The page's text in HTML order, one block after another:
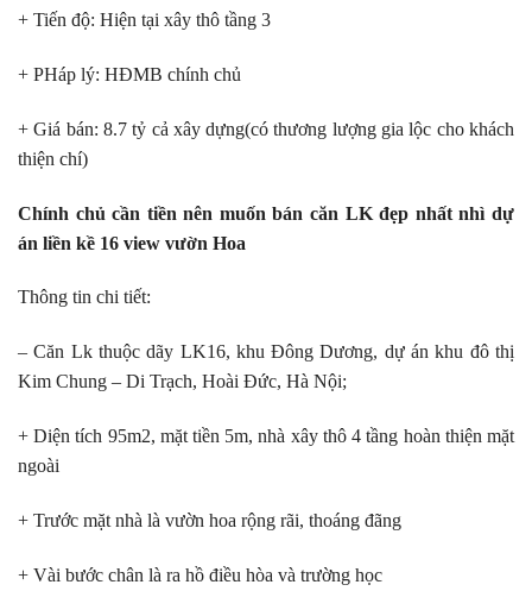
+ Tiến độ: Hiện tại xây thô tầng 3
+ PHáp lý: HĐMB chính chủ
+ Giá bán: 8.7 tỷ cả xây dựng(có thương lượng gia lộc cho khách
thiện chí)
Chính chủ cần tiền nên muốn bán căn LK đẹp nhất nhì dự
án liền kề 16 view vườn Hoa
Thông tin chi tiết:
– Căn Lk thuộc dãy LK16, khu Đông Dương, dự án khu đô thị
Kim Chung – Di Trạch, Hoài Đức, Hà Nội;
+ Diện tích 95m2, mặt tiền 5m, nhà xây thô 4 tầng hoàn thiện mặt
ngoài
+ Trước mặt nhà là vườn hoa rộng rãi, thoáng đãng
+ Vài bước chân là ra hồ điều hòa và trường học